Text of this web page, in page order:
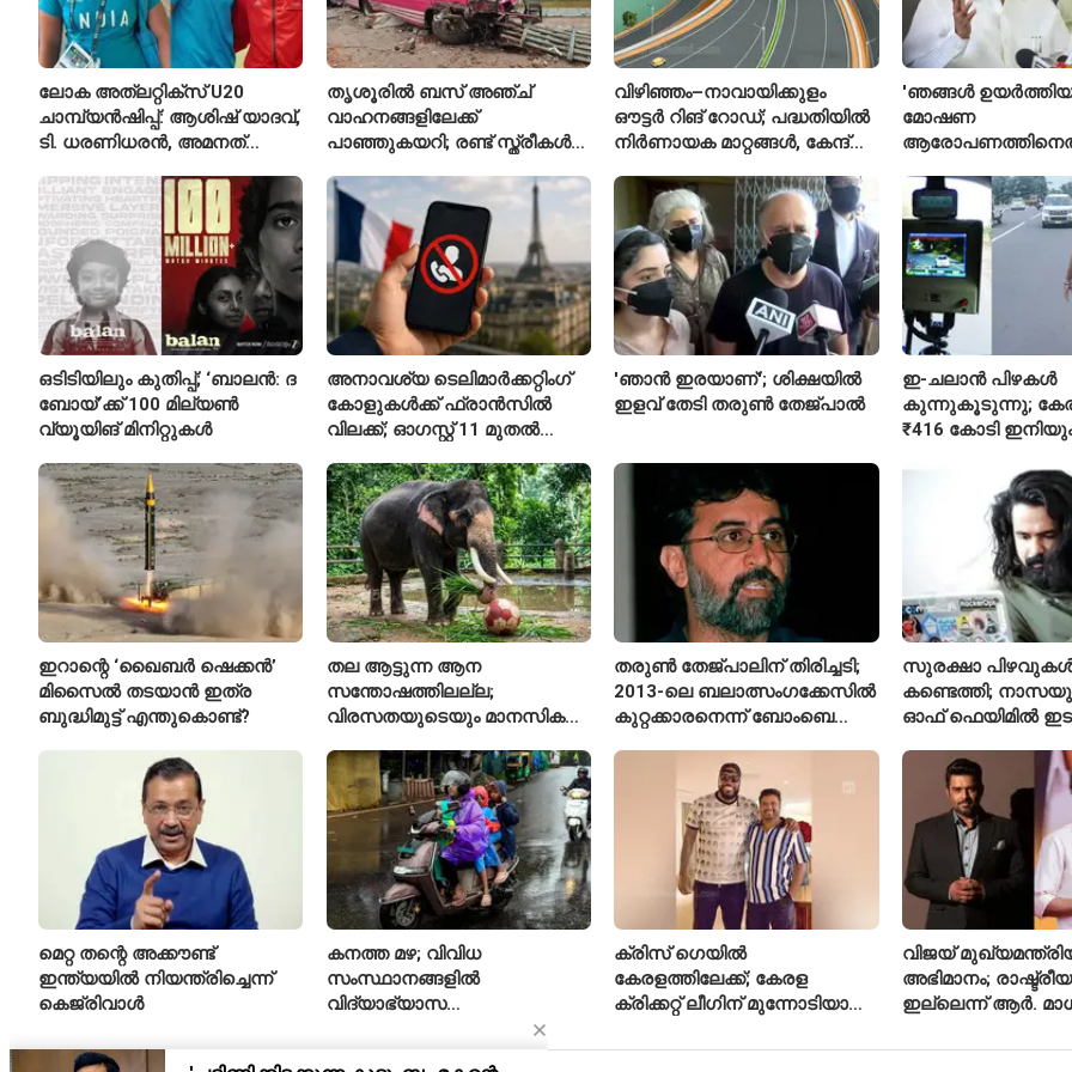
ലോക അത്‌ലറ്റിക്സ് U20
ചാമ്പ്യൻഷിപ്പ്: ആശിഷ് യാദവ്,
ടി. ധരണിധരൻ, അമനത്
തൃശൂരിൽ ബസ് അഞ്ച്
വാഹനങ്ങളിലേക്ക്
പാഞ്ഞുകയറി; രണ്ട് സ്ത്രീകൾ
വിഴിഞ്ഞം–നാവായിക്കുളം
ഔട്ടർ റിങ് റോഡ്; പദ്ധതിയിൽ
നിർണായക മാറ്റങ്ങൾ, കേന്ദ്രം
'ഞങ്ങൾ
മോഷണ
റിജിജുവിന്
സഞ്ജയ് റാവത്ത്
ഒടിടിയിലും കുതിപ്പ്; ‘ബാലൻ: ദ
ബോയ്’ക്ക് 100 മില്യൺ
വ്യൂയിങ് മിനിറ്റുകൾ
അനാവശ്യ ടെലിമാർക്കറ്റിംഗ്
കോളുകൾക്ക് ഫ്രാൻസിൽ
വിലക്ക്; ഓഗസ്റ്റ് 11 മുതൽ
'ഞാൻ ഇരയാണ്'; ശിക്ഷയിൽ
ഇളവ് തേടി തരുണ്‍ തേജ്പാൽ
ഇ-ചലാൻ പിഴകൾ
കുന്നുകൂടുന്നു;
₹416 കോടി
ഇറാന്റെ ‘ഖൈബർ ഷെക്കൻ’
മിസൈൽ തടയാൻ ഇത്ര
ബുദ്ധിമുട്ട് എന്തുകൊണ്ട്?
തല ആട്ടുന്ന ആന
സന്തോഷത്തിലല്ല;
വിരസതയുടെയും മാനസിക
ലക്ഷണമെന്ന് വിദഗ്ധർ
തരുൺ തേജ്പാലിന് തിരിച്ചടി;
2013-ലെ ബലാത്സംഗക്കേസിൽ
കുറ്റക്കാരനെന്ന് ബോംബെ
സുരക്ഷാ
കണ്ടെത്തി;
ഓഫ് ഫെയിമിൽ
മെറ്റ തന്റെ അക്കൗണ്ട്
ഇന്ത്യയിൽ നിയന്ത്രിച്ചെന്ന്
കെജ്‌രിവാൾ
കനത്ത മഴ; വിവിധ
സംസ്ഥാനങ്ങളിൽ
വിദ്യാഭ്യാസ
ക്രിസ് ഗെയിൽ
കേരളത്തിലേക്ക്; കേരള
ക്രിക്കറ്റ് ലീഗിന് മുന്നോടിയായി
നൽകും
വിജയ്
അഭിമാനം;
ഇല്ലെന്ന് ആർ.